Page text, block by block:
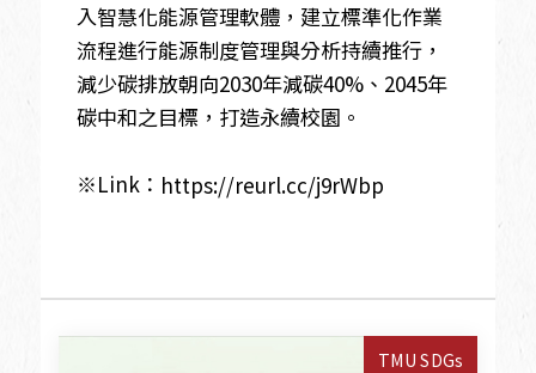
入智慧化能源管理軟體，建立標準化作業
流程進行能源制度管理與分析持續推行，
減少碳排放朝向2030年減碳40%、2045年
碳中和之目標，打造永續校園。
※Link： https://reurl.cc/j9rWbp
TMU SDGs